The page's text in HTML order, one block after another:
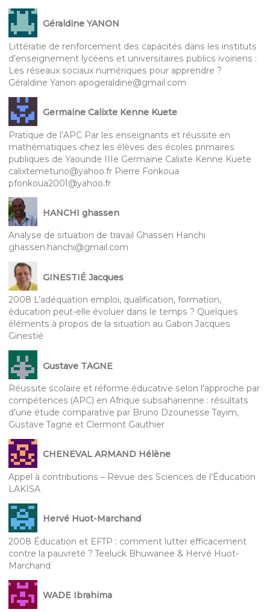
Géraldine YANON
Littératie de renforcement des capacités dans les instituts
d’enseignement lycéens et universitaires publics ivoiriens :
Les réseaux sociaux numériques pour apprendre ?
Géraldine Yanon apogeraldine@gmail.com
Germaine Calixte Kenne Kuete
Pratique de l’APC Par les enseignants et réussite en
mathématiques chez les élèves des écoles primaires
publiques de Yaounde IIIe Germaine Calixte Kenne Kuete
calixtemetuno@yahoo.fr Pierre Fonkoua
pfonkoua2001@yahoo.fr
HANCHI ghassen
Analyse de situation de travail Ghassen Hanchi
ghassen.hanchi@gmail.com
GINESTIÉ Jacques
2008 L’adéquation emploi, qualification, formation,
éducation peut-elle évoluer dans le temps ? Quelques
éléments à propos de la situation au Gabon Jacques
Ginestié
Gustave TAGNE
Réussite scolaire et réforme éducative selon l’approche par
compétences (APC) en Afrique subsaharienne : résultats
d’une étude comparative par Bruno Dzounesse Tayim,
Gustave Tagne et Clermont Gauthier
CHENEVAL ARMAND Hélène
Appel à contributions – Revue des Sciences de l’Éducation
LAKISA
Hervé Huot-Marchand
2008 Éducation et EFTP : comment lutter efficacement
contre la pauvreté ? Teeluck Bhuwanee & Hervé Huot-
Marchand
WADE Ibrahima